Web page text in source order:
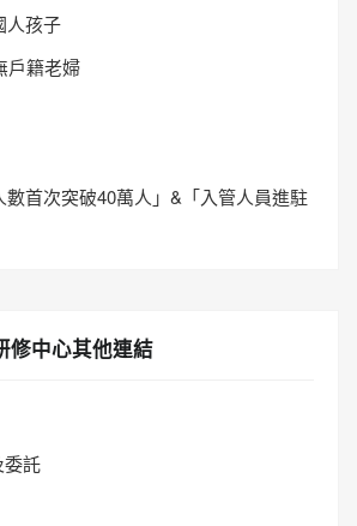
人孩子
戶籍老婦
數首次突破40萬人」&「入管人員進駐
修中心其他連結
委託